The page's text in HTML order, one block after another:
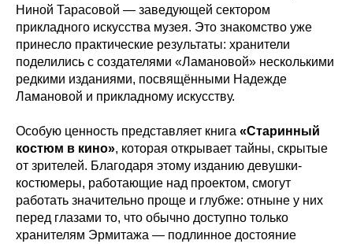
Ниной Тарасовой — заведующей сектором
прикладного искусства музея. Это знакомство уже
принесло практические результаты: хранители
поделились с создателями «Ламановой» несколькими
редкими изданиями, посвящёнными Надежде
Ламановой и прикладному искусству.
Особую ценность представляет книга «Старинный
костюм в кино», которая открывает тайны, скрытые
от зрителей. Благодаря этому изданию девушки-
костюмеры, работающие над проектом, смогут
работать значительно проще и глубже: отныне у них
перед глазами то, что обычно доступно только
хранителям Эрмитажа — подлинное достояние